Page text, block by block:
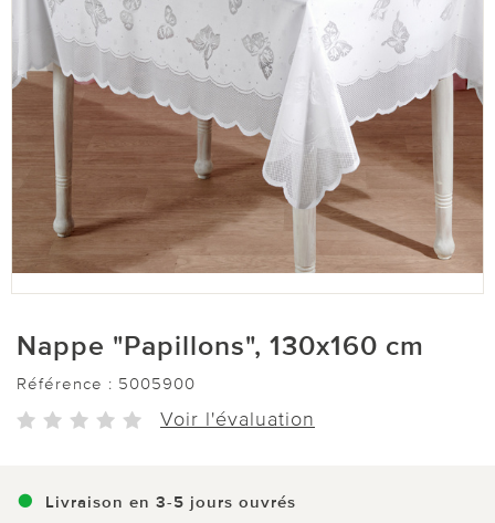
Nappe "Papillons", 130x160 cm
Référence : 5005900
Voir l'évaluation
Livraison en 3-5 jours ouvrés